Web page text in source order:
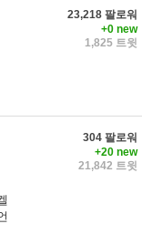
23,218 팔로워
+0 new
1,825 트윗
304 팔로워
+20 new
21,842 트윗